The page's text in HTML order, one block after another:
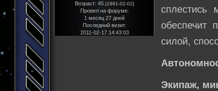
Возраст: 45 [1981-02-02]
Провел на форуме:
1 месяц 27 дней
Последний визит:
2011-02-17 14:43:03
обеспечит
силой,
Экипаж,